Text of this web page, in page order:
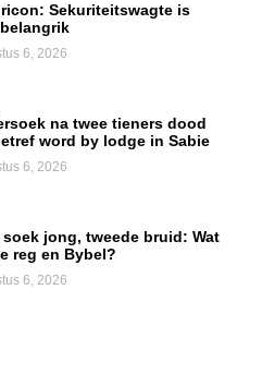
Sekuriteitswagte is
6, 2026
na twee tieners dood
word by lodge in Sabie
6, 2026
soek jong, tweede bruid: Wat
reg en Bybel?
6, 2026